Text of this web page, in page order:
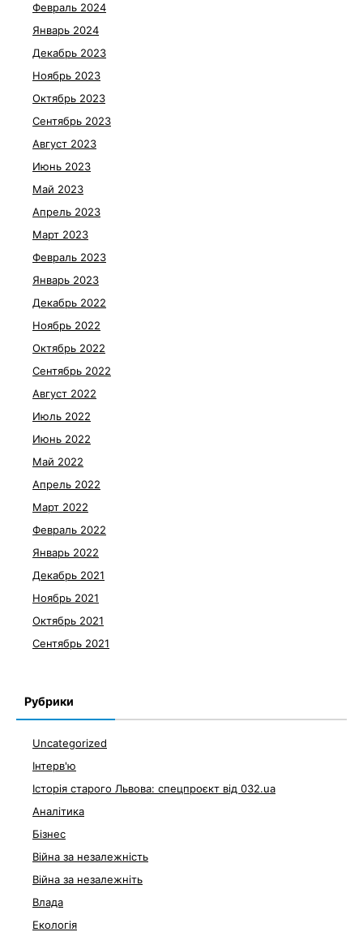
Февраль 2024
Январь 2024
Декабрь 2023
Ноябрь 2023
Октябрь 2023
Сентябрь 2023
Август 2023
Июнь 2023
Май 2023
Апрель 2023
Март 2023
Февраль 2023
Январь 2023
Декабрь 2022
Ноябрь 2022
Октябрь 2022
Сентябрь 2022
Август 2022
Июль 2022
Июнь 2022
Май 2022
Апрель 2022
Март 2022
Февраль 2022
Январь 2022
Декабрь 2021
Ноябрь 2021
Октябрь 2021
Сентябрь 2021
Рубрики
Uncategorized
Інтерв'ю
Історія старого Львова: спецпроєкт від 032.ua
Аналітика
Бізнес
Війна за незалежність
Війна за незалежніть
Влада
Екологія